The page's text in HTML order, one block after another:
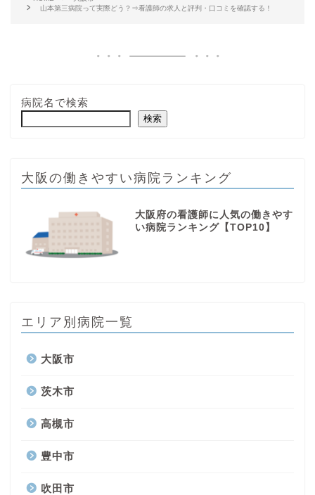
山本第三病院って実際どう？⇒看護師の求人と評判・口コミを確認する！
病院名で検索
検索
大阪の働きやすい病院ランキング
大阪府の看護師に人気の働きやす
い病院ランキング【TOP10】
エリア別病院一覧
大阪市
茨木市
高槻市
豊中市
吹田市